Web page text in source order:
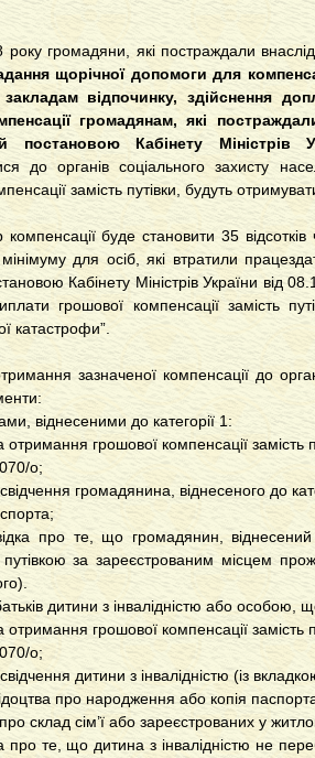
громадяни, які постраждали
щорічної допомоги для
відпочинку, здійснення
громадянам, які
постановою Кабінету
до органів соціального захисту
замість путівки, будуть
буде становити 35 відсотків
для осіб, які втратили
Кабінету Міністрів України від
грошової компенсації замість
катастрофи”.
зазначеної компенсації до органу
віднесеними до категорії 1:
грошової компенсації замість
о;
громадянина, віднесеного до
те, що громадянин, віднесений до
за зареєстрованим місцем
дитини з інвалідністю або особою,
грошової компенсації замість
о;
дитини з інвалідністю (із
про народження або копія паспорта
сім’ї або зареєстрованих у
що дитина з інвалідністю не